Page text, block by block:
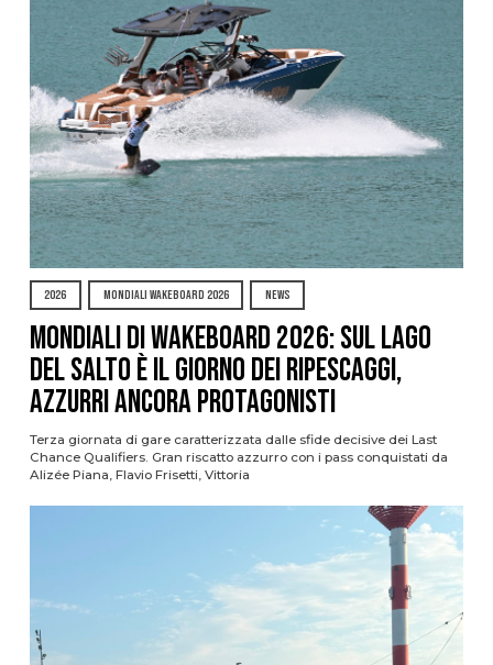
2026 MONDIALI WAKEBOARD 2026 NEWS
Mondiali di Wakeboard 2026: sul Lago
del Salto è il giorno dei ripescaggi,
azzurri ancora protagonisti
Terza giornata di gare caratterizzata dalle sfide decisive dei Last
Chance Qualifiers. Gran riscatto azzurro con i pass conquistati da
Alizée Piana, Flavio Frisetti, Vittoria